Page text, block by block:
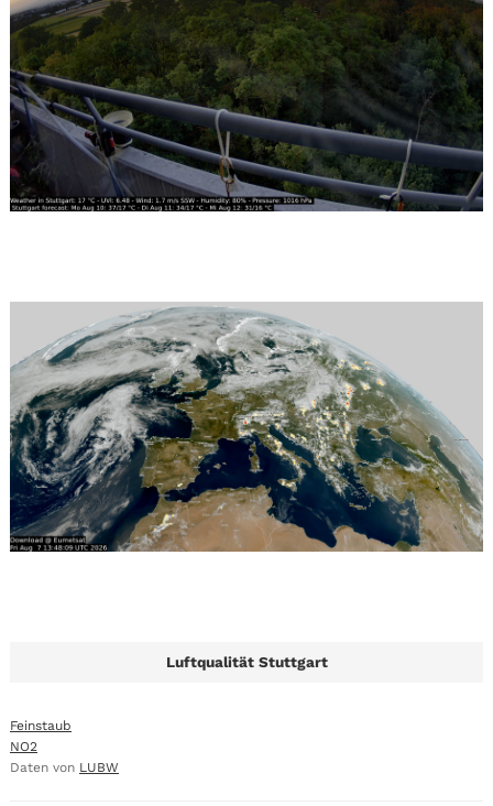
Luftqualität Stuttgart
Feinstaub
NO2
Daten von LUBW